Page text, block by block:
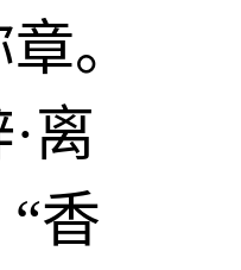
。
离
香